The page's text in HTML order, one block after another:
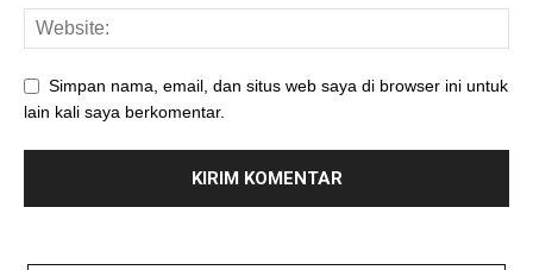
Simpan nama, email, dan situs web saya di browser ini untuk
lain kali saya berkomentar.